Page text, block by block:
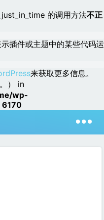
的调用方法不正
插件或主题中的某些代码运
来获取更多信息。
） in
wp-
6170